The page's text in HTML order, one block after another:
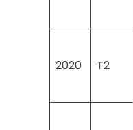
2020 T2